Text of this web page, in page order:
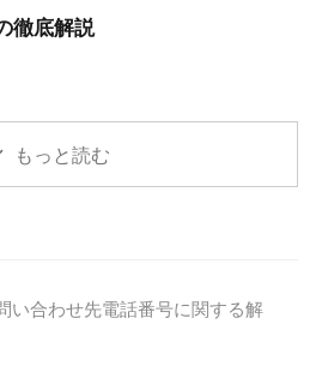
徹底解説
もっと読む
合わせ先電話番号に関する解